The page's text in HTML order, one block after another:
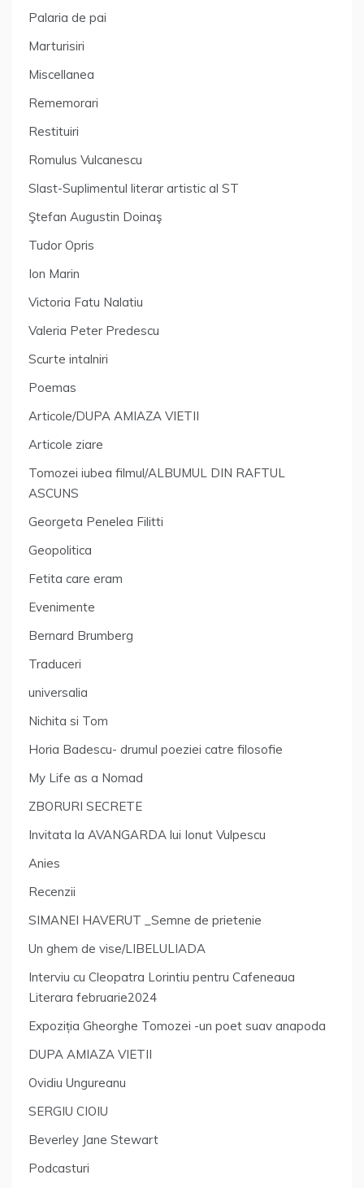
Palaria de pai
Marturisiri
Miscellanea
Rememorari
Restituiri
Romulus Vulcanescu
Slast-Suplimentul literar artistic al ST
Ştefan Augustin Doinaş
Tudor Opris
Ion Marin
Victoria Fatu Nalatiu
Valeria Peter Predescu
Scurte intalniri
Poemas
Articole/DUPA AMIAZA VIETII
Articole ziare
Tomozei iubea filmul/ALBUMUL DIN RAFTUL
ASCUNS
Georgeta Penelea Filitti
Geopolitica
Fetita care eram
Evenimente
Bernard Brumberg
Traduceri
universalia
Nichita si Tom
Horia Badescu- drumul poeziei catre filosofie
My Life as a Nomad
ZBORURI SECRETE
Invitata la AVANGARDA lui Ionut Vulpescu
Anies
Recenzii
SIMANEI HAVERUT _Semne de prietenie
Un ghem de vise/LIBELULIADA
Interviu cu Cleopatra Lorintiu pentru Cafeneaua
Literara februarie2024
Expoziția Gheorghe Tomozei -un poet suav anapoda
DUPA AMIAZA VIETII
Ovidiu Ungureanu
SERGIU CIOIU
Beverley Jane Stewart
Podcasturi